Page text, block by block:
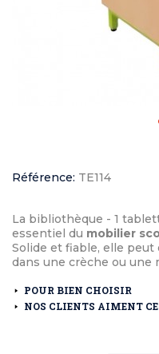
Référence: TE114
La bibliothèque - 1
essentiel du mobilier
Solide et fiable, elle
dans une crèche ou une
POUR BIEN CHOISIR
NOS CLIENTS AIMENT